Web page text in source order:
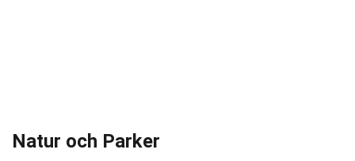
Natur och Parker